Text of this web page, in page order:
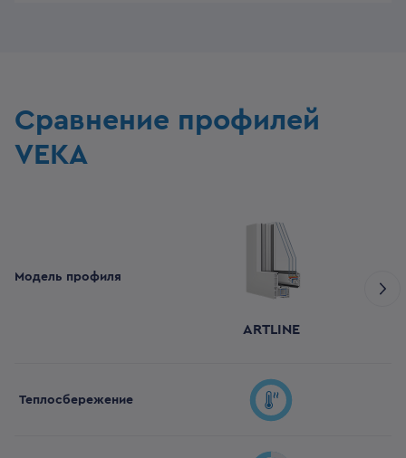
Сравнение профилей
VEKA
Модель профиля
Теплосбережение
ARTLINE